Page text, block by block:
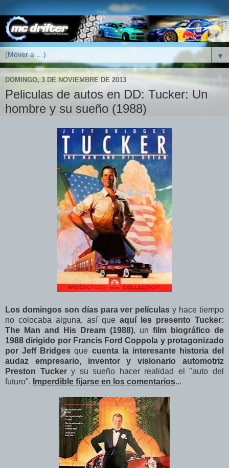
▼
DOMINGO, 3 DE NOVIEMBRE DE 2013
Peliculas de autos en DD: Tucker: Un
hombre y su sueño (1988)
Los domingos son días para ver películas y hace tiempo
no colocaba alguna, así que aquí les presento Tucker:
The Man and His Dream (1988), un film biográfico de
1988 dirigido por Francis Ford Coppola y protagonizado
por Jeff Bridges que cuenta la interesante historia del
audaz empresario, inventor y visionario automotriz
Preston Tuckery su sueño hacer realidad el "auto del
futuro". Imperdible fijarse en los comentarios...